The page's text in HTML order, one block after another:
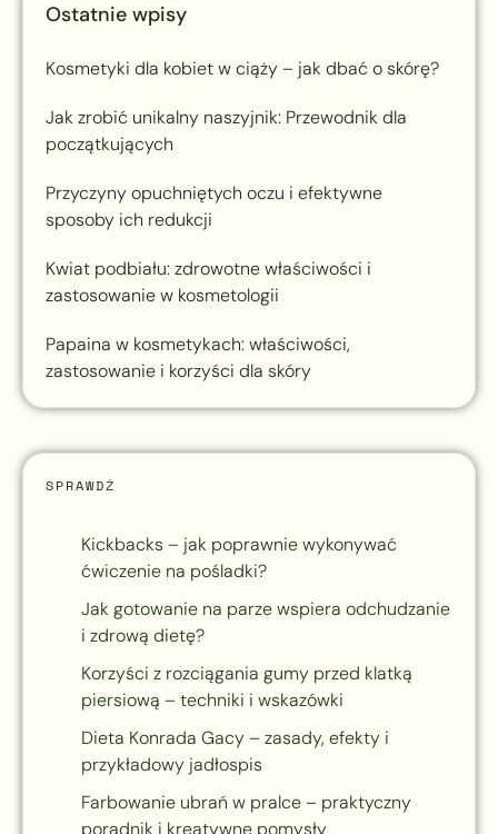
Ostatnie wpisy
Kosmetyki dla kobiet w ciąży – jak dbać o skórę?
Jak zrobić unikalny naszyjnik: Przewodnik dla
początkujących
Przyczyny opuchniętych oczu i efektywne
sposoby ich redukcji
Kwiat podbiału: zdrowotne właściwości i
zastosowanie w kosmetologii
Papaina w kosmetykach: właściwości,
zastosowanie i korzyści dla skóry
SPRAWDŹ
Kickbacks – jak poprawnie wykonywać
ćwiczenie na pośladki?
Jak gotowanie na parze wspiera odchudzanie
i zdrową dietę?
Korzyści z rozciągania gumy przed klatką
piersiową – techniki i wskazówki
Dieta Konrada Gacy – zasady, efekty i
przykładowy jadłospis
Farbowanie ubrań w pralce – praktyczny
poradnik i kreatywne pomysły